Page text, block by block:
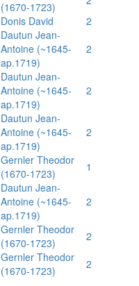
(1670-1723)
Donis David
2
Dautun Jean-
Antoine (~1645-
ap.1719)
2
Dautun Jean-
Antoine (~1645-
ap.1719)
2
Dautun Jean-
Antoine (~1645-
ap.1719)
2
Gernler Theodor
(1670-1723)
1
Dautun Jean-
Antoine (~1645-
ap.1719)
2
Gernler Theodor
(1670-1723)
2
Gernler Theodor
(1670-1723)
2